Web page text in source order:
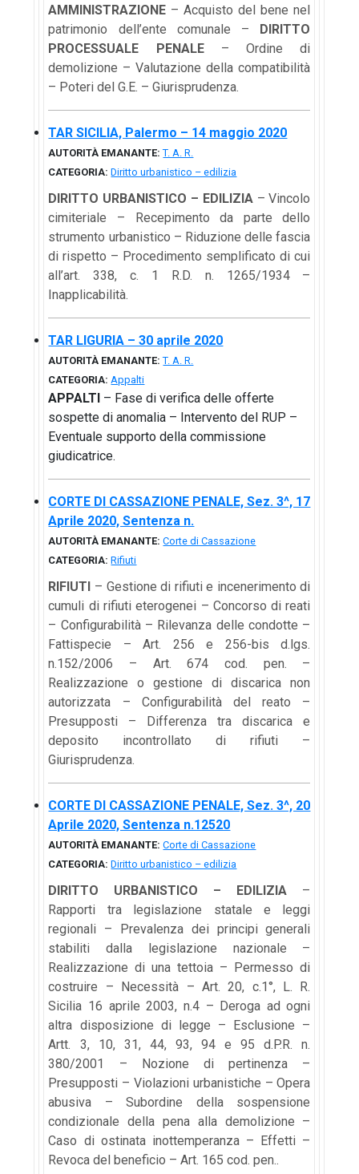
AMMINISTRAZIONE – Acquisto del bene nel
patrimonio dell’ente comunale –
DIRITTO
PROCESSUALE PENALE– Ordine di
demolizione – Valutazione della compatibilità
– Poteri del G.E. – Giurisprudenza.
TAR SICILIA, Palermo – 14 maggio 2020
AUTORITÀ EMANANTE: T. A. R.
CATEGORIA: Diritto urbanistico – edilizia
DIRITTO URBANISTICO – EDILIZIA– Vincolo
cimiteriale – Recepimento da parte dello
strumento urbanistico – Riduzione delle fascia
di rispetto – Procedimento semplificato di cui
all’art. 338, c. 1 R.D. n. 1265/1934 –
Inapplicabilità.
TAR LIGURIA – 30 aprile 2020
AUTORITÀ EMANANTE: T. A. R.
CATEGORIA: Appalti
APPALTI – Fase di verifica delle offerte
sospette di anomalia – Intervento del RUP –
Eventuale supporto della commissione
giudicatrice.
CORTE DI CASSAZIONE PENALE, Sez. 3^, 17
Aprile 2020, Sentenza n.
AUTORITÀ EMANANTE: Corte di Cassazione
CATEGORIA: Rifiuti
RIFIUTI – Gestione di rifiuti e incenerimento di
cumuli di rifiuti eterogenei – Concorso di reati
– Configurabilità – Rilevanza delle condotte –
Fattispecie – Art. 256 e 256-bis d.lgs.
n.152/2006 – Art. 674 cod. pen. –
Realizzazione o gestione di discarica non
autorizzata – Configurabilità del reato –
Presupposti – Differenza tra discarica e
deposito incontrollato di rifiuti –
Giurisprudenza.
CORTE DI CASSAZIONE PENALE, Sez. 3^, 20
Aprile 2020, Sentenza n.12520
AUTORITÀ EMANANTE: Corte di Cassazione
CATEGORIA: Diritto urbanistico – edilizia
DIRITTO URBANISTICO – EDILIZIA –
Rapporti tra legislazione statale e leggi
regionali – Prevalenza dei principi generali
stabiliti dalla legislazione nazionale –
Realizzazione di una tettoia – Permesso di
costruire – Necessità – Art. 20, c.1°, L. R.
Sicilia 16 aprile 2003, n.4 – Deroga ad ogni
altra disposizione di legge – Esclusione –
Artt. 3, 10, 31, 44, 93, 94 e 95 d.P.R. n.
380/2001 – Nozione di pertinenza –
Presupposti – Violazioni urbanistiche – Opera
abusiva – Subordine della sospensione
condizionale della pena alla demolizione –
Caso di ostinata inottemperanza – Effetti –
Revoca del beneficio – Art. 165 cod. pen..